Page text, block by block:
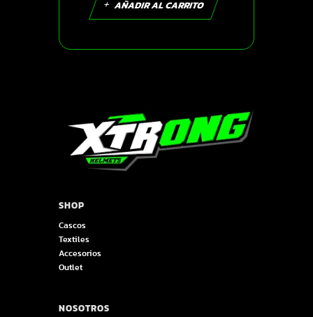
AÑADIR AL CARRITO
SHOP
Cascos
Textiles
Accesorios
Outlet
NOSOTROS